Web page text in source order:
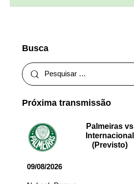
Busca
Próxima transmissão
Palmeiras vs
Internacional
(Previsto)
09/08/2026